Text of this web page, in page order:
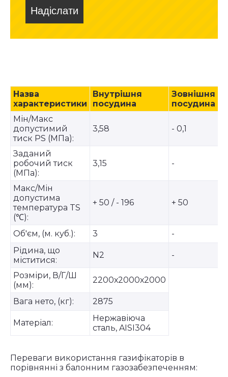
Надіслати
Назва
характеристики
Внутрішня
посудина
Зовнішня
посудина
Мін/Макс
допустимий
тиск PS (МПа):
3,58 - 0,1
Заданий
робочий тиск
(МПа):
3,15 -
Макс/Мін
допустима
температура TS
(℃):
+ 50 / - 196 + 50
Об'єм, (м. куб.): 3
-
Рідина, що
міститися:
N2 -
Розміри, В/Г/Ш
(мм):
2200х2000х2000
Вага нето, (кг): 2875
Матеріал:
Нержавіюча
сталь, AISI304
Переваги використання газифікаторів в
порівнянні з балонним газозабезпеченням: